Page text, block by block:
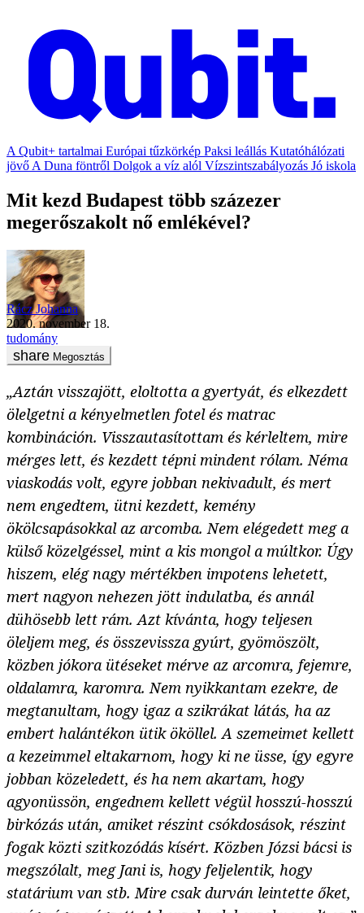
A Qubit+ tartalmai Európai tűzkörkép Paksi leállás Kutatóhálózati
jövő A Duna föntről Dolgok a víz alól Vízszintszabályozás Jó iskola
Mit kezd Budapest több százezer
megerőszakolt nő emlékével?
Rácz Johanna
2020. november 18.
tudomány
Megosztás
„Aztán visszajött, eloltotta a gyertyát, és elkezdett
ölelgetni a kényelmetlen fotel és matrac
kombináción. Visszautasítottam és kérleltem, mire
mérges lett, és kezdett tépni mindent rólam. Néma
viaskodás volt, egyre jobban nekivadult, és mert
nem engedtem, ütni kezdett, kemény
ökölcsapásokkal az arcomba. Nem elégedett meg a
külső közelgéssel, mint a kis mongol a múltkor. Úgy
hiszem, elég nagy mértékben impotens lehetett,
mert nagyon nehezen jött indulatba, és annál
dühösebb lett rám. Azt kívánta, hogy teljesen
öleljem meg, és összevissza gyúrt, gyömöszölt,
közben jókora ütéseket mérve az arcomra, fejemre,
oldalamra, karomra. Nem nyikkantam ezekre, de
megtanultam, hogy igaz a szikrákat látás, ha az
embert halántékon ütik ököllel. A szemeimet kellett
a kezeimmel eltakarnom, hogy ki ne üsse, így egyre
jobban közeledett, és ha nem akartam, hogy
agyonüssön, engednem kellett végül hosszú-hosszú
birkózás után, amiket részint csókdosások, részint
fogak közti szitkozódás kísért. Közben Józsi bácsi is
megszólalt, meg Jani is, hogy feljelentik, hogy
statárium van stb. Mire csak durván leintette őket,